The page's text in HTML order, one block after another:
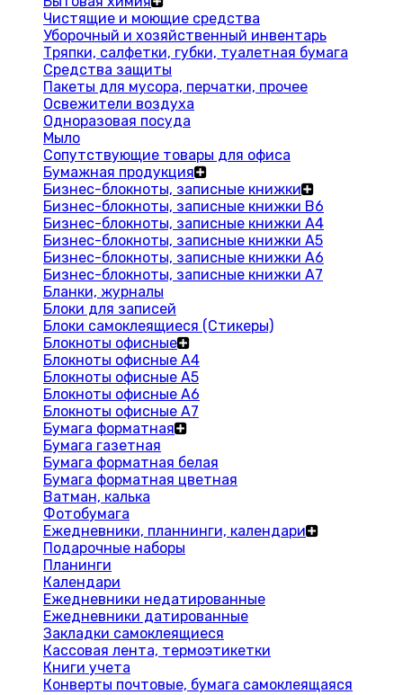
Чистящие и моющие средства
Уборочный и хозяйственный инвентарь
Тряпки, салфетки, губки, туалетная бумага
Средства защиты
Пакеты для мусора, перчатки, прочее
Освежители воздуха
Одноразовая посуда
Мыло
Сопутствующие товары для офиса
Бумажная продукция
Бизнес-блокноты, записные книжки
Бизнес-блокноты, записные книжки В6
Бизнес-блокноты, записные книжки A4
Бизнес-блокноты, записные книжки А5
Бизнес-блокноты, записные книжки А6
Бизнес-блокноты, записные книжки А7
Бланки, журналы
Блоки для записей
Блоки самоклеящиеся (Стикеры)
Блокноты офисные
Блокноты офисные A4
Блокноты офисные A5
Блокноты офисные A6
Блокноты офисные A7
Бумага форматная
Бумага газетная
Бумага форматная белая
Бумага форматная цветная
Ватман, калька
Фотобумага
Ежедневники, планнинги, календари
Подарочные наборы
Планинги
Календари
Ежедневники недатированные
Ежедневники датированные
Закладки самоклеящиеся
Кассовая лента, термоэтикетки
Книги учета
Конверты почтовые, бумага самоклеящаяся